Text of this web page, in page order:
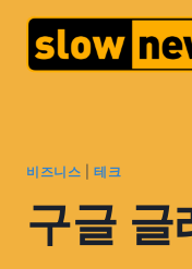
비즈니스 |테크
구글 글